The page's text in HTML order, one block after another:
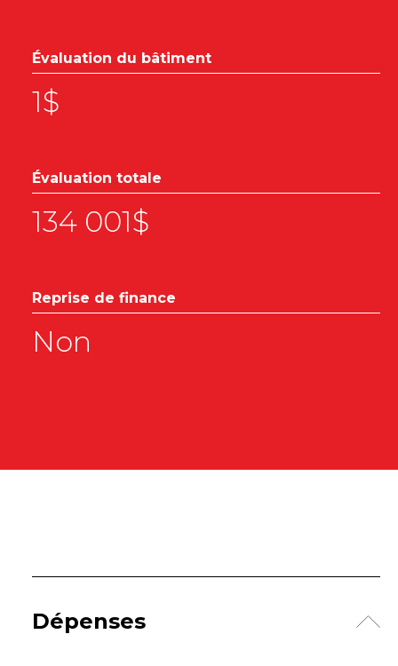
Évaluation du bâtiment
1$
Évaluation totale
134 001$
Reprise de finance
Non
Dépenses